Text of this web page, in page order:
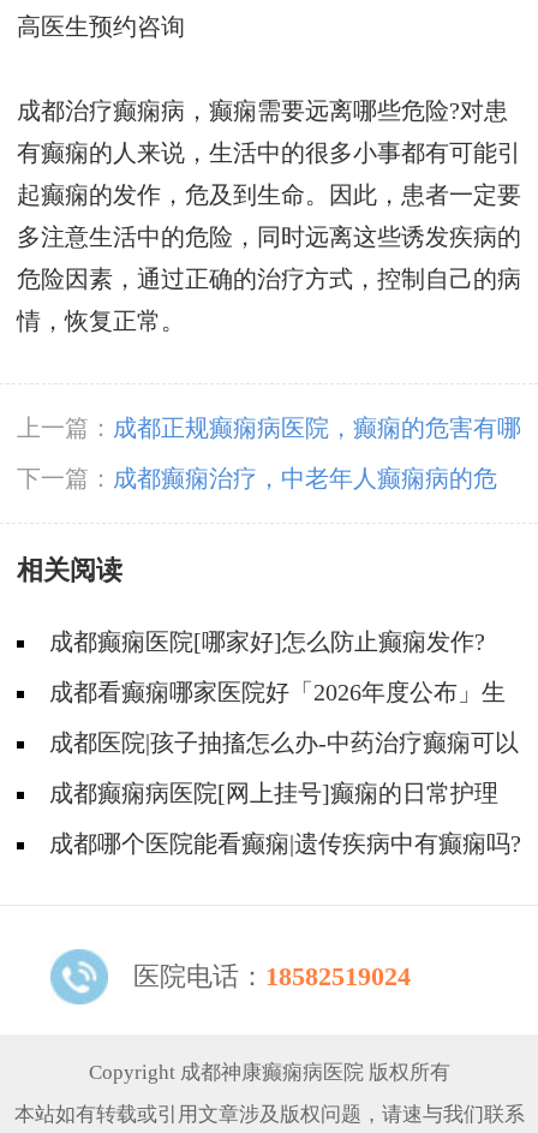
高医生预约咨询
成都治疗癫痫病，癫痫需要远离哪些危险?对患
有癫痫的人来说，生活中的很多小事都有可能引
起癫痫的发作，危及到生命。因此，患者一定要
多注意生活中的危险，同时远离这些诱发疾病的
危险因素，通过正确的治疗方式，控制自己的病
情，恢复正常。
上一篇： 成都正规癫痫病医院，癫痫的危害有哪
些?
下一篇： 成都癫痫治疗，中老年人癫痫病的危
害?
相关阅读
成都癫痫医院[哪家好]怎么防止癫痫发作?
成都看癫痫哪家医院好「2026年度公布」生
活中容易被忽视的癫痫诱因有哪些?
成都医院|孩子抽搐怎么办-中药治疗癫痫可以
治好吗?
成都癫痫病医院[网上挂号]癫痫的日常护理
要点有哪些?
成都哪个医院能看癫痫|遗传疾病中有癫痫吗?
医院电话： 18582519024
Copyright 成都神康癫痫病医院 版权所有
本站如有转载或引用文章涉及版权问题，请速与我们联系